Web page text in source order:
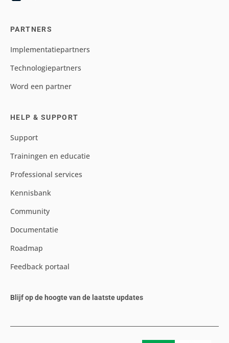
PARTNERS
Implementatiepartners
Technologiepartners
Word een partner
HELP & SUPPORT
Support
Trainingen en educatie
Professional services
Kennisbank
Community
Documentatie
Roadmap
Feedback portaal
Blijf op de hoogte van de laatste updates